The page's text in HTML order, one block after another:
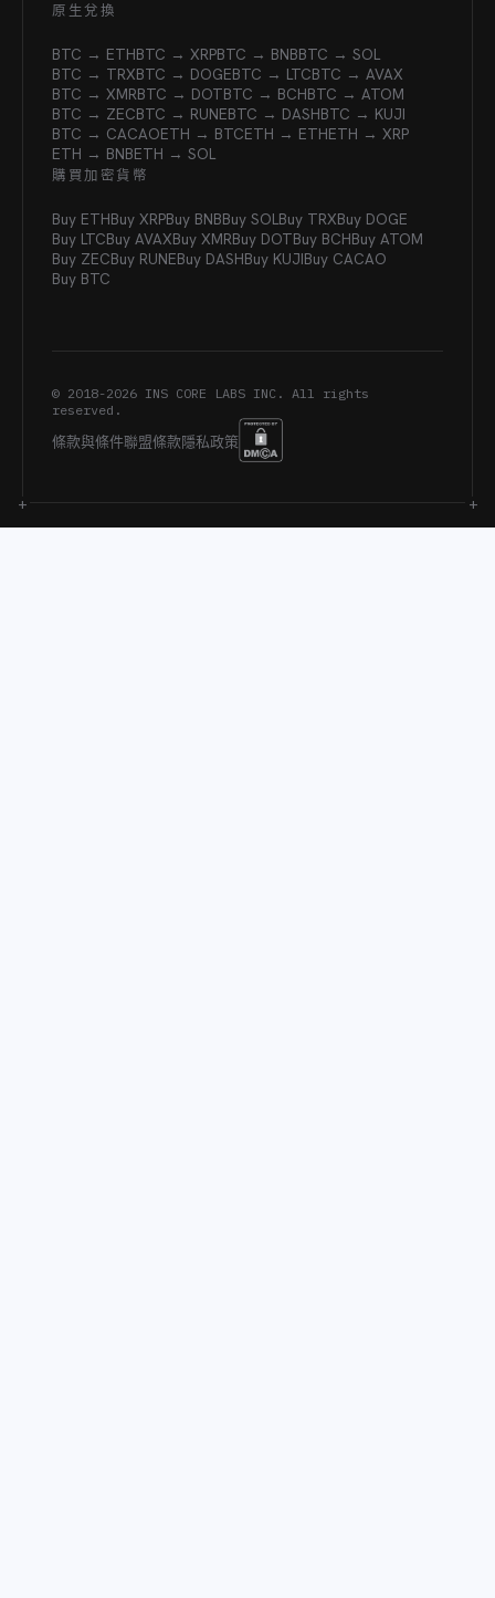
原生兌換
BTC → ETHBTC → XRPBTC → BNBBTC → SOL
BTC → TRXBTC → DOGEBTC → LTCBTC → AVAX
BTC → XMRBTC → DOTBTC → BCHBTC → ATOM
BTC → ZECBTC → RUNEBTC → DASHBTC → KUJI
BTC → CACAOETH → BTCETH → ETHETH → XRP
ETH → BNBETH → SOL
購買加密貨幣
Buy ETHBuy XRPBuy BNBBuy SOLBuy TRXBuy DOGE
Buy LTCBuy AVAXBuy XMRBuy DOTBuy BCHBuy ATOM
Buy ZECBuy RUNEBuy DASHBuy KUJIBuy CACAO
Buy BTC
© 2018-2026 INS CORE LABS INC. All rights
reserved.
條款與條件聯盟條款隱私政策